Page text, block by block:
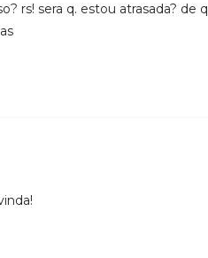
rs! sera q. estou atrasada? de